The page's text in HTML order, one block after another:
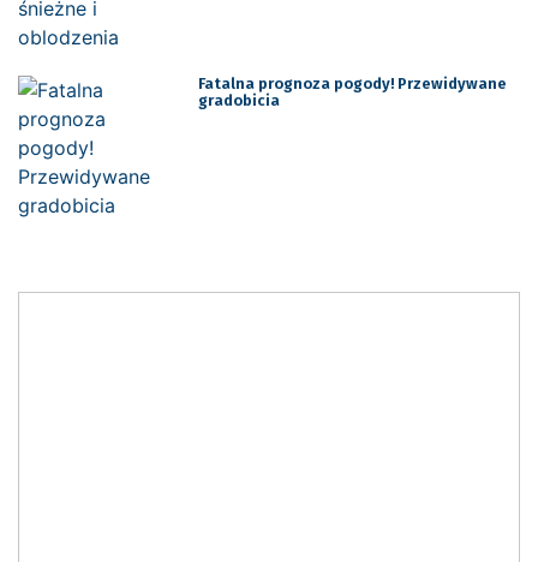
Fatalna prognoza pogody! Przewidywane
gradobicia